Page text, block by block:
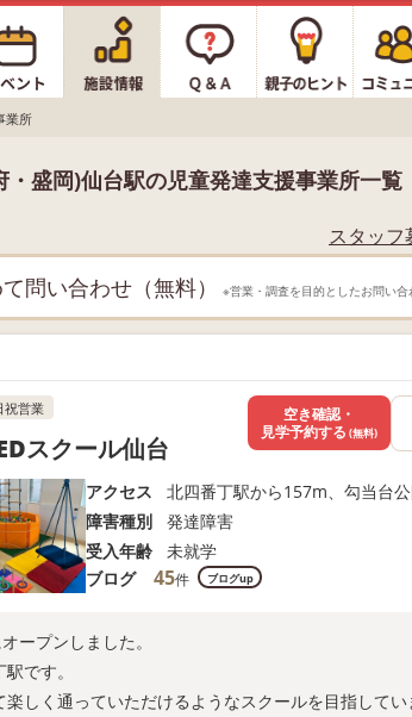
業所
・盛岡)仙台駅の児童発達支援事業所一覧
スタッフ
問い合わせ（無料） ※営業・調査を目的としたお問い
祝営業
スクール仙台
アクセス
北四番丁駅から157m、勾当台
障害種別
発達障害
受入年齢
未就学
ブログ
45件 ブログup
ープンしました。
です。
しく通っていただけるようなスクールを目指してい
空き確認・
見学予約する (無料)